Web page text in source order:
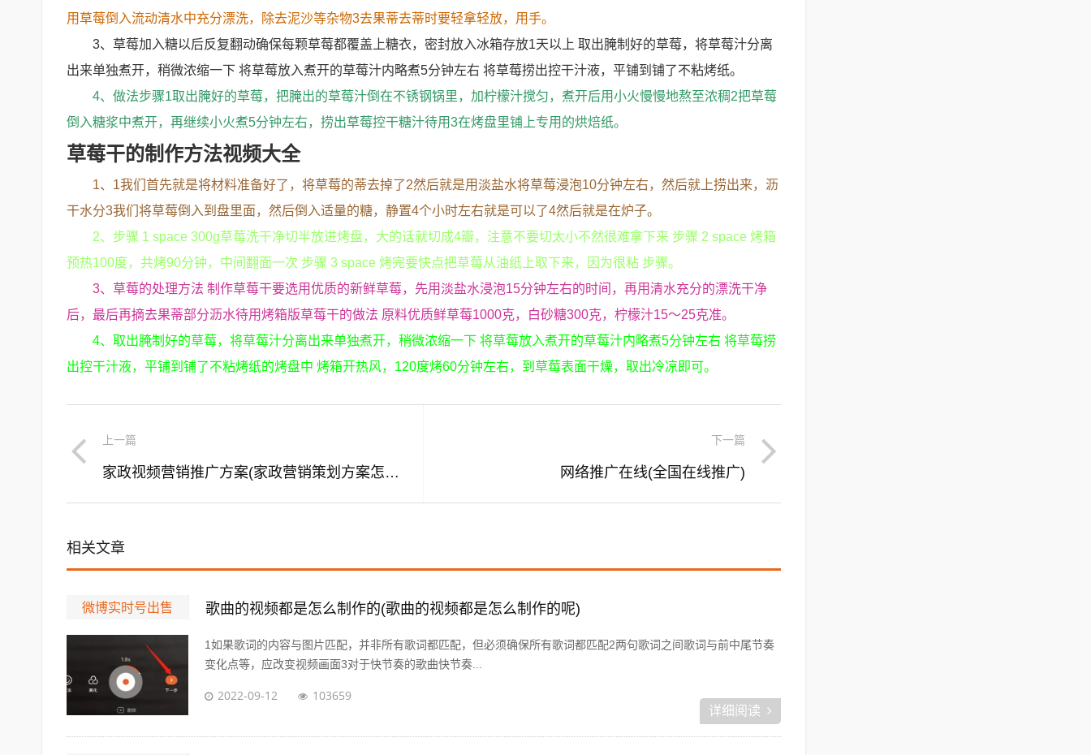
用草莓倒入流动清水中充分漂洗，除去泥沙等杂物3去果蒂去蒂时要轻拿轻放，用手。
3、草莓加入糖以后反复翻动确保每颗草莓都覆盖上糖衣，密封放入冰箱存放1天以上 取出腌制好的草莓，将草莓汁分离
出来单独煮开，稍微浓缩一下 将草莓放入煮开的草莓汁内略煮5分钟左右 将草莓捞出控干汁液，平铺到铺了不粘烤纸。
4、做法步骤1取出腌好的草莓，把腌出的草莓汁倒在不锈钢锅里，加柠檬汁搅匀，煮开后用小火慢慢地熬至浓稠2把草莓
倒入糖浆中煮开，再继续小火煮5分钟左右，捞出草莓控干糖汁待用3在烤盘里铺上专用的烘焙纸。
草莓干的制作方法视频大全
1、1我们首先就是将材料准备好了，将草莓的蒂去掉了2然后就是用淡盐水将草莓浸泡10分钟左右，然后就上捞出来，沥
干水分3我们将草莓倒入到盘里面，然后倒入适量的糖，静置4个小时左右就是可以了4然后就是在炉子。
2、步骤 1 space 300g草莓洗干净切半放进烤盘，大的话就切成4瓣，注意不要切太小不然很难拿下来 步骤 2 space 烤箱
预热100度，共烤90分钟，中间翻面一次 步骤 3 space 烤完要快点把草莓从油纸上取下来，因为很粘 步骤。
3、草莓的处理方法 制作草莓干要选用优质的新鲜草莓，先用淡盐水浸泡15分钟左右的时间，再用清水充分的漂洗干净
后，最后再摘去果蒂部分沥水待用烤箱版草莓干的做法 原料优质鲜草莓1000克，白砂糖300克，柠檬汁15～25克准。
4、取出腌制好的草莓，将草莓汁分离出来单独煮开，稍微浓缩一下 将草莓放入煮开的草莓汁内略煮5分钟左右 将草莓捞
出控干汁液，平铺到铺了不粘烤纸的烤盘中 烤箱开热风，120度烤60分钟左右，到草莓表面干燥，取出冷凉即可。
上一篇
家政视频营销推广方案(家政营销策划方案怎么做)
下一篇
网络推广在线(全国在线推广)
相关文章
微博实时号出售 歌曲的视频都是怎么制作的(歌曲的视频都是怎么制作的呢)
1如果歌词的内容与图片匹配，并非所有歌词都匹配，但必须确保所有歌词都匹配2两句歌词之间歌词与前中尾节奏
变化点等，应改变视频画面3对于快节奏的歌曲快节奏...
2022-09-12 103659
详细阅读